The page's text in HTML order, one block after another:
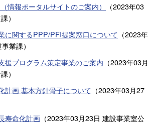
情報ポータルサイトのご案内）
（2023年03
）
に関するPPP/PFI提案窓口について （2023年
業課）
援プログラム策定事業のご案内 （2023年03月
）
計画 基本方針骨子について （2023年03月27
寿命化計画 （2023年03月23日 建設事業室公